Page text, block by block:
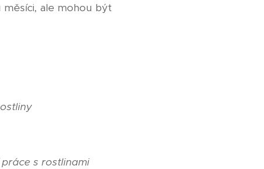
ale mohou být
s rostlinami